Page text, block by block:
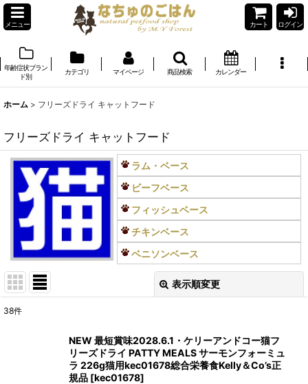
メニュー カート ログイン
年齢症状ブラン
ド別
カテゴリ マイページ 商品検索 カレンダー
ホーム > フリーズドライ キャットフード
フリーズドライ キャットフード
ラム・ベース
ビーフベース
フィッシュベース
チキンベース
ベニソンベース
表示順変更
38件
NEW 最短賞味2028.6.1・ケリーアンドコー猫フ
リーズドライ PATTY MEALS サーモンフォーミュ
ラ 226g猫用kec01678総合栄養食Kelly＆Co’s正
規品 [kec01678]